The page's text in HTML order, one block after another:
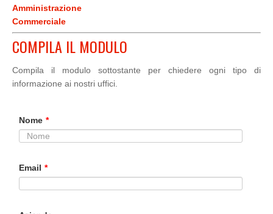
Amministrazione
Commerciale
COMPILA IL MODULO
Compila il modulo sottostante per chiedere ogni tipo di
informazione ai nostri uffici.
Nome *
Email *